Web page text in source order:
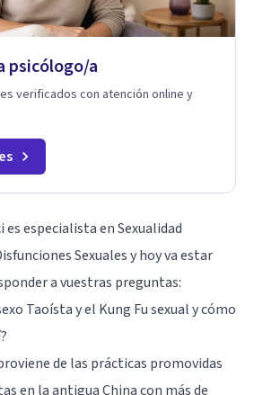
psicólogo/a
verificados con atención online y
es especialista en Sexualidad
Sexuales y hoy va estar
a vuestras preguntas:
Taoísta y el Kung Fu sexual y cómo
de las prácticas promovidas
en la antigua China con más de